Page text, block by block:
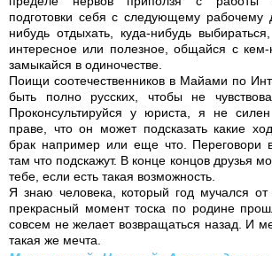
подготовки себя с следующему рабочему
нибудь отдыхать, куда-нибудь
интересное или полезное, общайся с
замыкайся в одиночестве.
Поищи соотечественников в Майами по
быть полно русских, чтобы не
Проконсультируйся у юриста, я не
праве, что он может подсказать какие
брак например или еще что. Переговори
там что подскажут. В конце концов друзья
тебе, если есть такая возможность.
Я знаю человека, который год мучался от
прекрасный момент тоска по родине
совсем не желает возвращаться назад. И
такая же мечта.